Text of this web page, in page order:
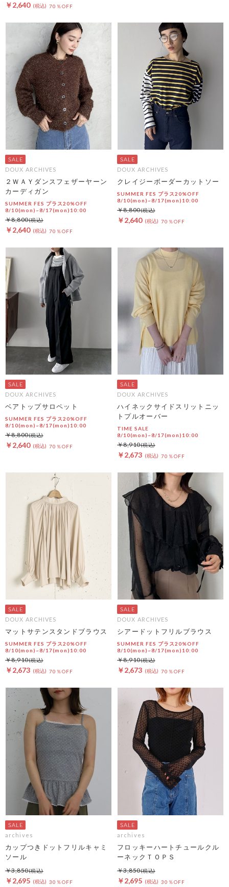
￥2,640 70％OFF
DOUX ARCHIVES
２ＷＡＹダンスフェザーヤーン
カーディガン
SUMMER FES プラス20%OFF
8/10(mon)~8/17(mon)10:00
￥2,640 70％OFF
￥8,800
DOUX ARCHIVES
クレイジーボーダーカットソー
SUMMER FES プラス20%OFF
8/10(mon)~8/17(mon)10:00
￥2,640 70％OFF
￥8,800
DOUX ARCHIVES
ベアトップサロペット
SUMMER FES プラス20%OFF
8/10(mon)~8/17(mon)10:00
￥2,640 70％OFF
￥8,800
DOUX ARCHIVES
ハイネックサイドスリットニッ
トプルオーバー
TIME SALE
8/10(mon)~8/17(mon)10:00
￥2,673 70％OFF
￥8,910
DOUX ARCHIVES
マットサテンスタンドブラウス
SUMMER FES プラス20%OFF
8/10(mon)~8/17(mon)10:00
￥2,673 70％OFF
￥8,910
DOUX ARCHIVES
シアードットフリルブラウス
SUMMER FES プラス20%OFF
8/10(mon)~8/17(mon)10:00
￥2,673 70％OFF
￥8,910
archives
カップつきドットフリルキャミ
ソール
￥2,695 30％OFF
￥3,850
archives
フロッキーハートチュールクル
ーネックＴＯＰＳ
￥2,695 30％OFF
￥3,850